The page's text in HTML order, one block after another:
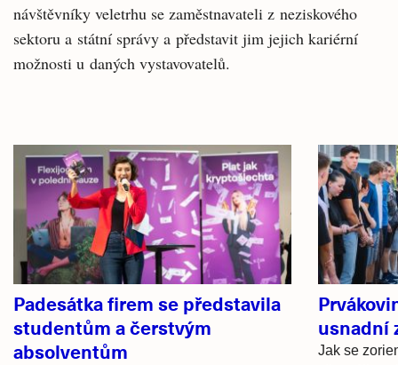
návštěvníky veletrhu se zaměstnavateli z neziskového
sektoru a státní správy a představit jim jejich kariérní
možnosti u daných vystavovatelů.
Související
články
Padesátka firem se představila
studentům a čerstvým
absolventům
usnadní
Jak se